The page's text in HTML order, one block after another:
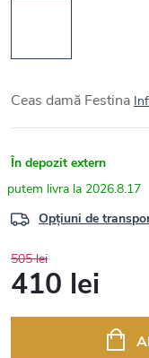
Ceas damă Festina
În depozit extern
2026.8.17
Opțiuni de
505 lei
410 lei